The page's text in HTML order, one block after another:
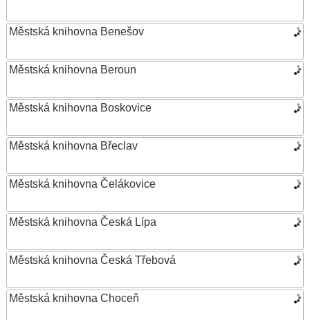
Městská knihovna Benešov
Městská knihovna Beroun
Městská knihovna Boskovice
Městská knihovna Břeclav
Městská knihovna Čelákovice
Městská knihovna Česká Lípa
Městská knihovna Česká Třebová
Městská knihovna Choceň